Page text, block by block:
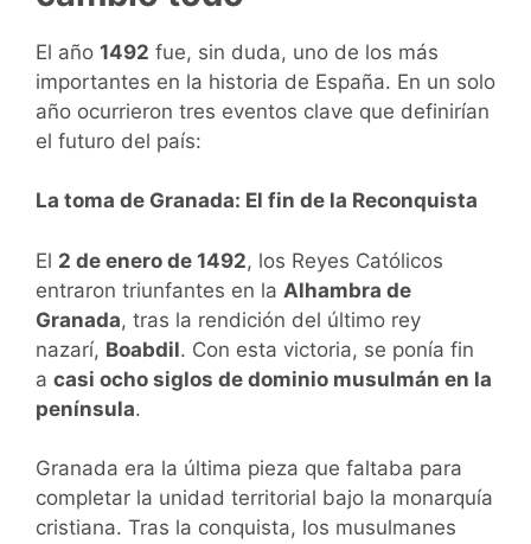
El año 1492 fue, sin duda, uno de los más
importantes en la historia de España. En un solo
año ocurrieron tres eventos clave que definirían
el futuro del país:
La toma de Granada: El fin de la Reconquista
El 2 de enero de 1492, los Reyes Católicos
entraron triunfantes en la Alhambra de
Granada, tras la rendición del último rey
nazarí, Boabdil. Con esta victoria, se ponía fin
a casi ocho siglos de dominio musulmán en la
península.
Granada era la última pieza que faltaba para
completar la unidad territorial bajo la monarquía
cristiana. Tras la conquista, los musulmanes